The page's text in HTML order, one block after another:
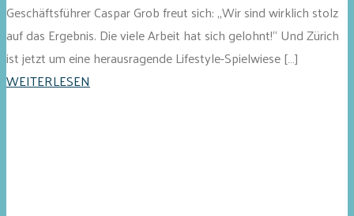
Geschäftsführer Caspar Grob freut sich: „Wir sind wirklich stolz
auf das Ergebnis. Die viele Arbeit hat sich gelohnt!“ Und Zürich
ist jetzt um eine herausragende Lifestyle-Spielwiese […]
WEITERLESEN